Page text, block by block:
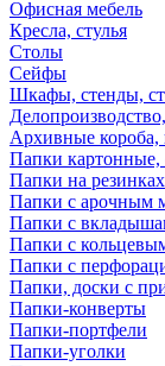
Офисная мебель
Кресла, стулья
Столы
Сейфы
Шкафы, стенды,
Архивные короба,
Папки картонные,
Папки на резинках
Папки с арочным
Папки с
Папки с
Папки с
Папки, доски с
Папки-конверты
Папки-портфели
Папки-уголки